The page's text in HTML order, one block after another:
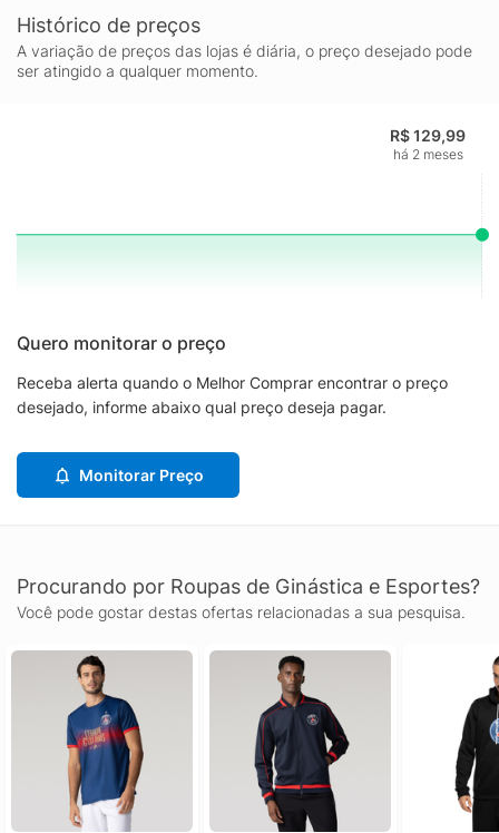
Histórico de preços
A variação de preços das lojas é diária, o preço desejado pode
ser atingido a qualquer momento.
R$ 129,99
há 2 meses
Quero monitorar o preço
Receba alerta quando o Melhor Comprar encontrar o preço
desejado, informe abaixo qual preço deseja pagar.
Monitorar Preço
Procurando por Roupas de Ginástica e Esportes?
Você pode gostar destas ofertas relacionadas a sua pesquisa.